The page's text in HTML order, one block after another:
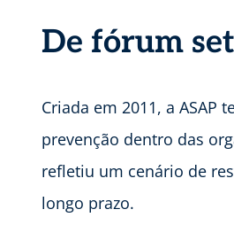
De fórum
Criada em 2011, a
prevenção dentro das
refletiu um cenário de
longo prazo.